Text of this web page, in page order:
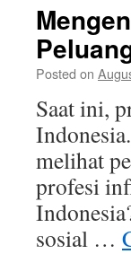
Posted on
Saat ini,
melihat
profesi
sosial …